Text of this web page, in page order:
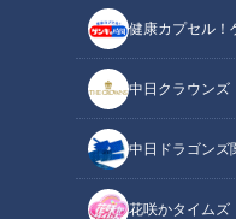
健康カプセル！
中日クラウンズ
中日ドラゴンズ
花咲かタイムズ